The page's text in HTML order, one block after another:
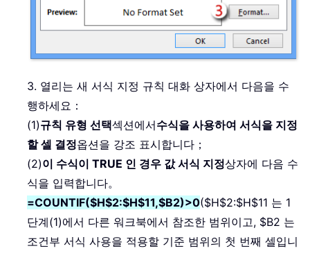
3. 열리는 새 서식 지정 규칙 대화 상자에서 다음을 수
행하세요：
(1)규칙 유형 선택섹션에서수식을 사용하여 서식을 지정
할 셀 결정옵션을 강조 표시합니다；
(2)이 수식이 TRUE 인 경우 값 서식 지정상자에 다음 수
식을 입력합니다。
=COUNTIF($H$2:$H$11,$B2)>0($H$2:$H$11 는 1
단계(1)에서 다른 워크북에서 참조한 범위이고, $B2 는
조건부 서식 사용을 적용할 기준 범위의 첫 번째 셀입니